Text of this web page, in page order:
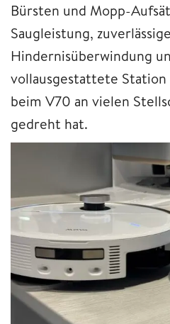
Bürsten und Mopp-
Saugleistung, zuverlässige
Hindernisüberwindung
vollausgestattete Station
beim V70 an vielen
gedreht hat.